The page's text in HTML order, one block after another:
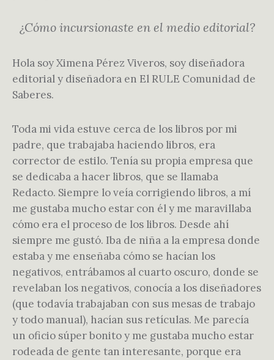
¿Cómo incursionaste en el medio editorial?
Hola soy Ximena Pérez Viveros, soy diseñadora
editorial y diseñadora en El RULE Comunidad de
Saberes.
Toda mi vida estuve cerca de los libros por mi
padre, que trabajaba haciendo libros, era
corrector de estilo. Tenía su propia empresa que
se dedicaba a hacer libros, que se llamaba
Redacto. Siempre lo veía corrigiendo libros, a mí
me gustaba mucho estar con él y me maravillaba
cómo era el proceso de los libros. Desde ahí
siempre me gustó. Iba de niña a la empresa donde
estaba y me enseñaba cómo se hacían los
negativos, entrábamos al cuarto oscuro, donde se
revelaban los negativos, conocía a los diseñadores
(que todavía trabajaban con sus mesas de trabajo
y todo manual), hacían sus retículas. Me parecía
un oficio súper bonito y me gustaba mucho estar
rodeada de gente tan interesante, porque era